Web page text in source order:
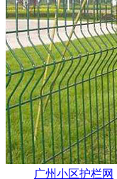
广州小区护栏网